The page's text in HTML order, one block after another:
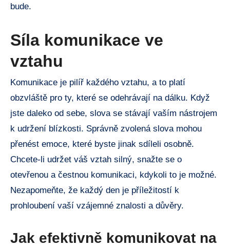
bude.
Síla komunikace ve
vztahu
Komunikace je pilíř každého vztahu, a to platí
obzvláště pro ty, které se odehrávají na dálku. Když
jste daleko od sebe, slova se stávají vaším nástrojem
k udržení blízkosti. Správně zvolená slova mohou
přenést emoce, které byste jinak sdíleli osobně.
Chcete-li udržet váš vztah silný, snažte se o
otevřenou a čestnou komunikaci, kdykoli to je možné.
Nezapomeňte, že každý den je příležitostí k
prohloubení vaší vzájemné znalosti a důvěry.
Jak efektivně komunikovat na